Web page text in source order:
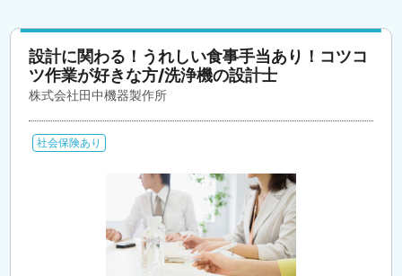
設計に関わる！うれしい食事手当あり！コツコ
ツ作業が好きな方/洗浄機の設計士
株式会社田中機器製作所
社会保険あり